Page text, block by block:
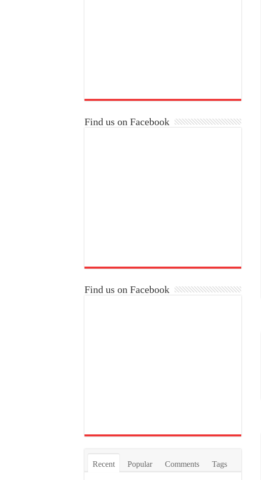
Find us on Facebook
Find us on Facebook
Recent Popular Comments Tags